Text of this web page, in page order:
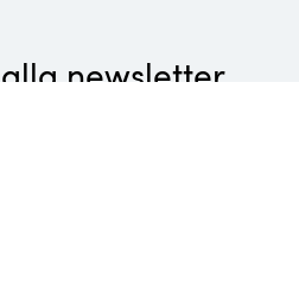
newsletter